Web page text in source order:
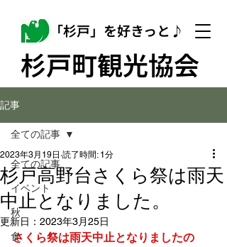
「杉戸」を好きっと♪
杉戸町観光協会
記事
全ての記事
イベント
秋
食
全ての記事
杉戸高野台さくら祭は雨天
中止となりました。
2023年3月19日 読了時間: 1分
更新日： 2023年3月25日
さくら祭は雨天中止となりましたの